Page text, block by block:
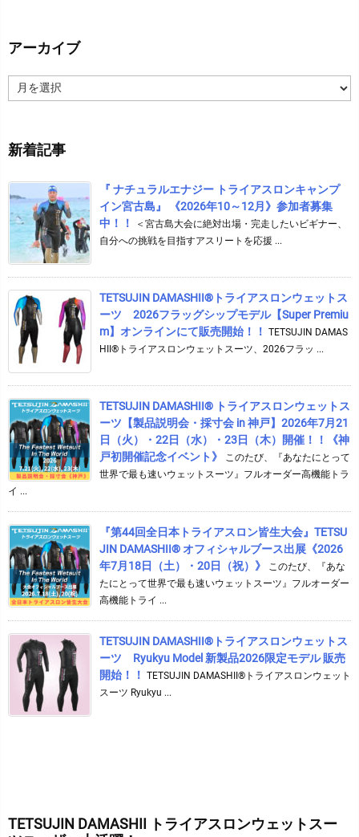
アーカイブ
ー
ブ
新着記事
『 ナチュラルエナジー トライアスロンキャンプ
イン宮古島』 《2026年10～12月》参加者募集
中！！
＜宮古島大会に絶対出場・完走したいビギナー、
自分への挑戦を目指すアスリートを応援 ...
TETSUJIN DAMASHII®︎トライアスロンウェットス
ーツ 2026フラッグシップモデル【Super Premiu
m】オンラインにて販売開始！！ TETSUJIN DAMAS
HII®トライアスロンウェットスーツ、2026フラッ ...
TETSUJIN DAMASHII® トライアスロンウェットス
ーツ【製品説明会・採寸会 in 神戸】2026年7月21
日（火）・22日（水）・23日（木）開催！！《神
戸初開催記念イベント》
このたび、『あなたにとって
世界で最も速いウェットスーツ』フルオーダー高機能トラ
イ ...
『第44回全日本トライアスロン皆生大会』TETSU
JIN DAMASHII® オフィシャルブース出展《2026
年7月18日（土）・20日（祝）》
このたび、『あな
たにとって世界で最も速いウェットスーツ』フルオーダー
高機能トライ ...
TETSUJIN DAMASHII®︎トライアスロンウェットス
ーツ Ryukyu Model 新製品2026限定モデル 販売
開始！！ TETSUJIN DAMASHII®︎トライアスロンウェット
スーツ Ryukyu ...
TETSUJIN DAMASHII トライアスロンウェットスー